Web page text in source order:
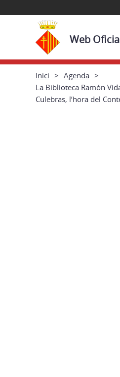
Web
Inici
Agenda
La Biblioteca Ramón
Culebras, l’hora del